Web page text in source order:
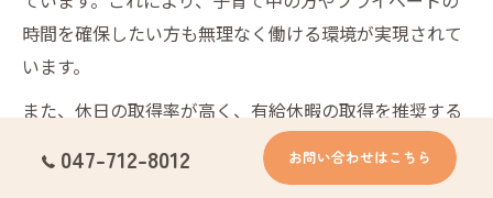
時間を確保したい方も無理なく働ける環境が実現されて
います。
また、休日の取得率が高く、有給休暇の取得を推奨する
職場も増えているため、心身のリフレッシュがしやすい
点もポイントです。妙典駅周辺で求人を探す際は、こう
047-712-8012 お問い合わせはこちら